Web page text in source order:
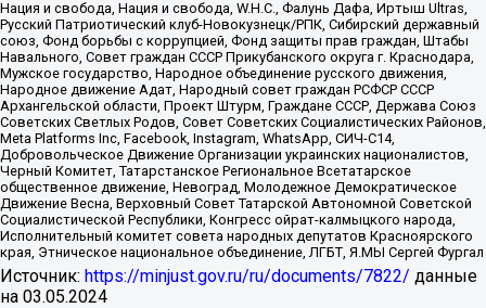
Нация и свобода, Нация и свобода, W.H.С., Фалунь Дафа, Иртыш Ultras,
Русский Патриотический клуб-Новокузнецк/РПК, Сибирский державный
союз, Фонд борьбы с коррупцией, Фонд защиты прав граждан, Штабы
Навального, Совет граждан СССР Прикубанского округа г. Краснодара,
Мужское государство, Народное объединение русского движения,
Народное движение Адат, Народный совет граждан РСФСР СССР
Архангельской области, Проект Штурм, Граждане СССР, Держава Союз
Советских Светлых Родов, Совет Советских Социалистических Районов,
Meta Platforms Inc, Facebook, Instagram, WhatsApp, СИЧ-С14,
Добровольческое Движение Организации украинских националистов,
Черный Комитет, Татарстанское Региональное Всетатарское
общественное движение, Невоград, Молодежное Демократическое
Движение Весна, Верховный Совет Татарской Автономной Советской
Социалистической Республики, Конгресс ойрат-калмыцкого народа,
Исполнительный комитет совета народных депутатов Красноярского
края, Этническое национальное объединение, ЛГБТ, Я.МЫ Сергей Фургал
Источник: https://minjust.gov.ru/ru/documents/7822/ данные
на 03.05.2024